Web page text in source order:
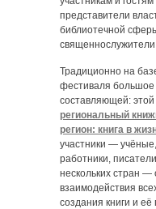
представители
библиотечной
Традиционно на
фестиваля большое
составляющей:
региональный
регион: книга в
участники —
работники,
нескольких стран —
взаимодействия
создания книги и